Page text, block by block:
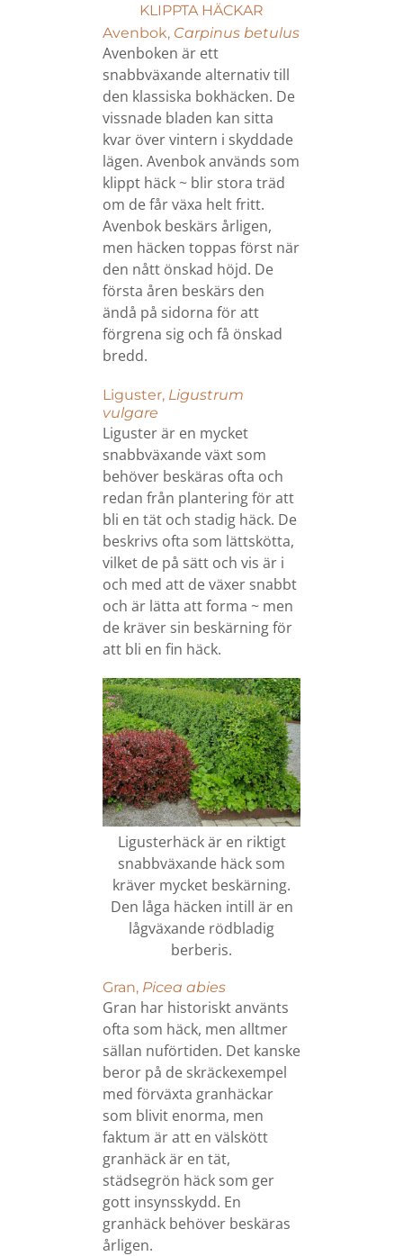
KLIPPTA HÄCKAR
Avenbok, Carpinus betulus
Avenboken är ett
snabbväxande alternativ till
den klassiska bokhäcken. De
vissnade bladen kan sitta
kvar över vintern i skyddade
lägen. Avenbok används som
klippt häck ~ blir stora träd
om de får växa helt fritt.
Avenbok beskärs årligen,
men häcken toppas först när
den nått önskad höjd. De
första åren beskärs den
ändå på sidorna för att
förgrena sig och få önskad
bredd.
Liguster, Ligustrum
vulgare
Liguster är en mycket
snabbväxande växt som
behöver beskäras ofta och
redan från plantering för att
bli en tät och stadig häck. De
beskrivs ofta som lättskötta,
vilket de på sätt och vis är i
och med att de växer snabbt
och är lätta att forma ~ men
de kräver sin beskärning för
att bli en fin häck.
Ligusterhäck är en riktigt
snabbväxande häck som
kräver mycket beskärning.
Den låga häcken intill är en
lågväxande rödbladig
berberis.
Gran, Picea abies
Gran har historiskt använts
ofta som häck, men alltmer
sällan nuförtiden. Det kanske
beror på de skräckexempel
med förväxta granhäckar
som blivit enorma, men
faktum är att en välskött
granhäck är en tät,
städsegrön häck som ger
gott insynsskydd. En
granhäck behöver beskäras
årligen.